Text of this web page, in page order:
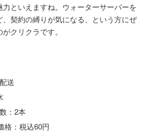
といえますね。ウォーターサーバーを
契約の縛りが気になる、という方にぜ
クリクラです。
送
：2本
格：税込60円